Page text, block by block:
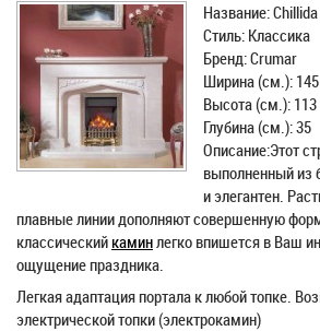
Название: Chillida
Стиль: Классика
Бренд: Crumar
Ширина (см.): 145
Высота (см.): 113
Глубина (см.): 35
Описание:Этот
выполненный из
и элегантен.
плавные линии дополняют совершенную
классический каминлегко впишется в Ваш
ощущение праздника.
Легкая адаптация портала к любой топке.
электрической топки (электрокамин)